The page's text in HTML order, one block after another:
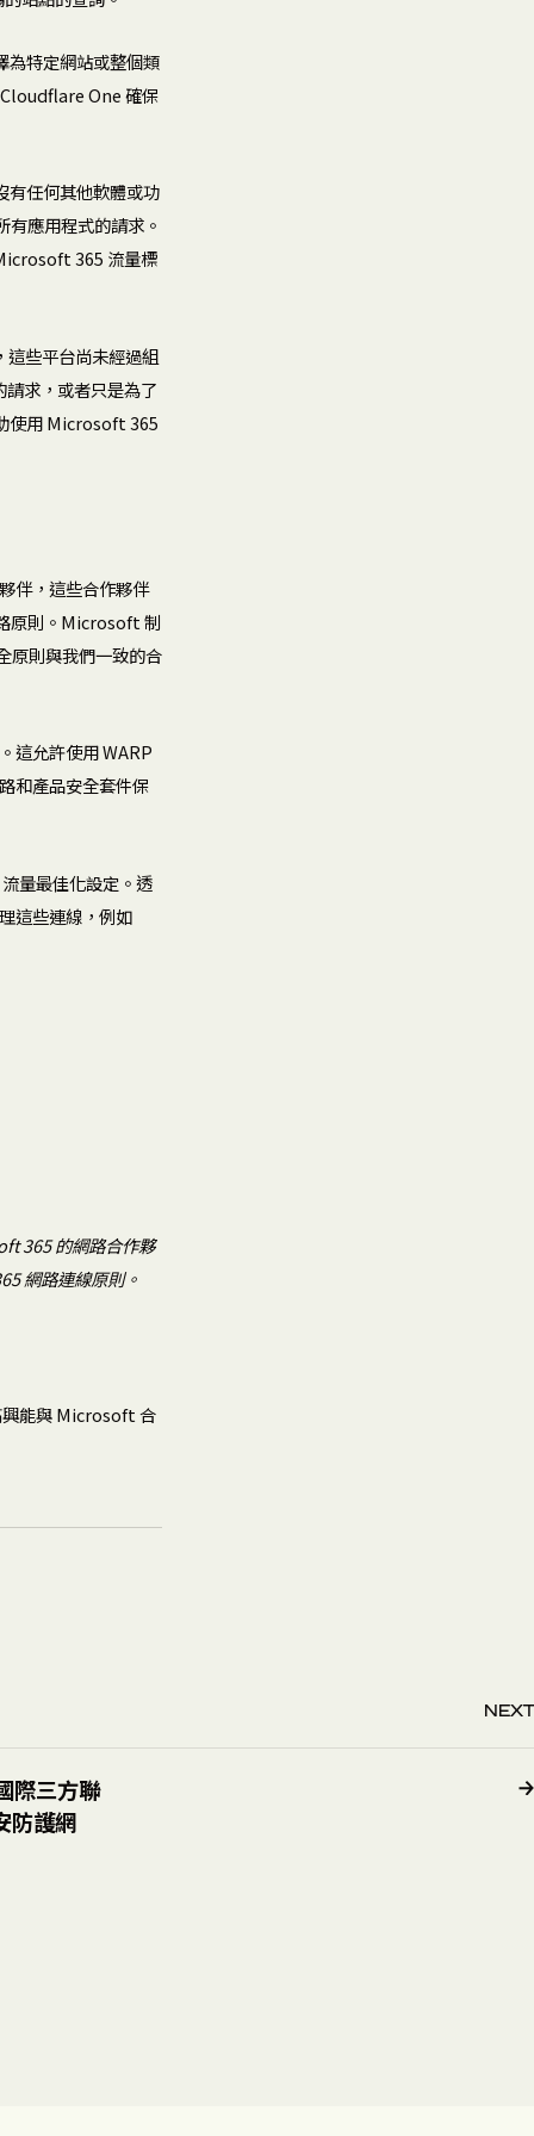
特定網站或整個類
One 確保
有任何其他軟體或功
應用程式的請求。
365 流量標
這些平台尚未經過組
求，或者只是為了
使用 Microsoft 365
伴，這些合作夥伴
原則。Microsoft 制
原則與我們一致的合
這允許使用 WARP
和產品安全套件保
量最佳化設定。透
這些連線，例如
365 的網路合作夥
網路連線原則。
興能與 Microsoft 合
NEXT
際三方聯
防護網